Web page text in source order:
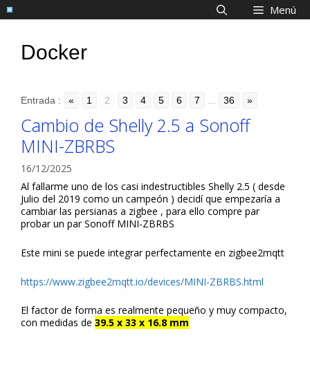
Saltar
al
Menú
Docker
Entrada : « 1 2 3 4 5 6 7 36 »
Cambio de Shelly 2.5 a Sonoff
MINI-ZBRBS
16/12/2025
Al fallarme uno de los casi indestructibles Shelly 2.5 ( desde
Julio del 2019 como un campeón ) decidí que empezaría a
cambiar las persianas a zigbee , para ello compre par
probar un par Sonoff MINI-ZBRBS
Este mini se puede integrar perfectamente en zigbee2mqtt
https://www.zigbee2mqtt.io/devices/MINI-ZBRBS.html
El factor de forma es realmente pequeño y muy compacto,
con medidas de 39.5 x 33 x 16.8 mm